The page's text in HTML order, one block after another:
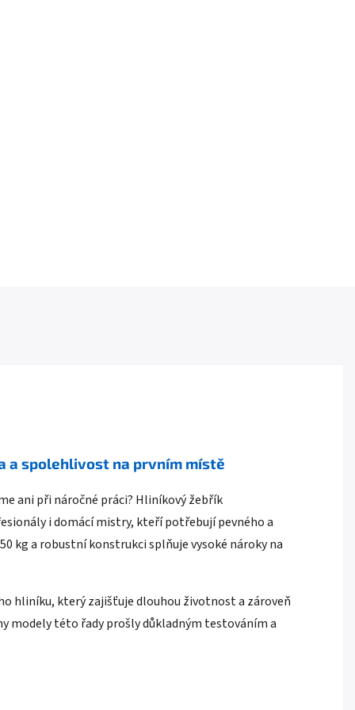
a spolehlivost na prvním místě
ani při náročné práci? Hliníkový žebřík
i domácí mistry, kteří potřebují pevného a
kg a robustní konstrukci splňuje vysoké nároky na
hliníku, který zajišťuje dlouhou životnost a zároveň
modely této řady prošly důkladným testováním a